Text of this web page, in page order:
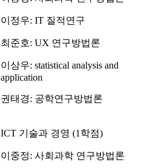
이정우: IT 질적연구
최준호: UX 연구방법론
이상우: statistical analysis and
application
권태경: 공학연구방법론
ICT 기술과 경영 (1학점)
이중정: 사회과학 연구방법론